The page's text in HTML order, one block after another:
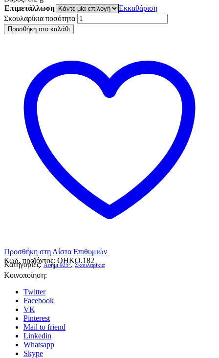
Επιμετάλλωση
Εκκαθάριση
Σκουλαρίκια ποσότητα
Προσθήκη στο καλάθι
Προσθήκη στη Λίστα Επιθυμιών
Κωδ. προϊόντος: OHKO.182
Κατηγορίες:Ασήμι 925°,Σκουλαρίκια
Κοινοποίηση:
Twitter
Facebook
VK
Pinterest
Mail to friend
Linkedin
Whatsapp
Skype